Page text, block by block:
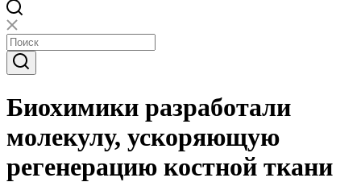
Биохимики разработали
молекулу, ускоряющую
регенерацию костной ткани